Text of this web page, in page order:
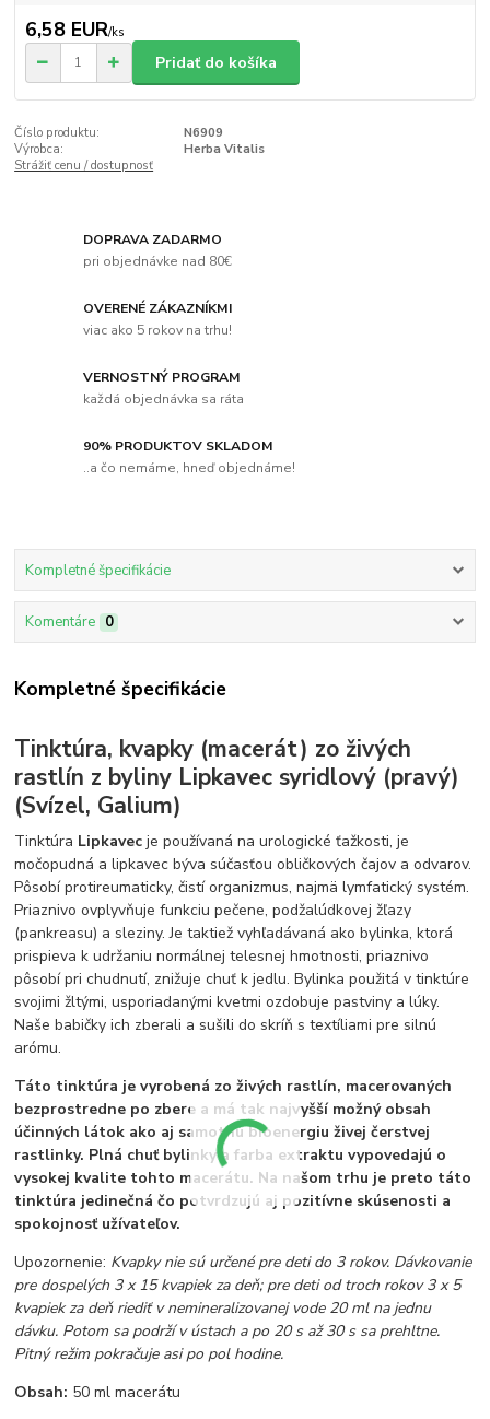
6,58 EUR/ks
Pridať do košíka
Číslo produktu:
N6909
Výrobca:
Herba Vitalis
Strážiť cenu / dostupnosť
DOPRAVA ZADARMO
pri objednávke nad 80€
OVERENÉ ZÁKAZNÍKMI
viac ako 5 rokov na trhu!
VERNOSTNÝ PROGRAM
každá objednávka sa ráta
90% PRODUKTOV SKLADOM
..a čo nemáme, hneď objednáme!
Kompletné špecifikácie
Komentáre 0
Kompletné špecifikácie
Tinktúra, kvapky (macerát) zo živých
rastlín z byliny Lipkavec syridlový (pravý)
(Svízel, Galium)
Tinktúra Lipkavecje používaná na urologické ťažkosti, je
močopudná a lipkavec býva súčasťou obličkových čajov a odvarov.
Pôsobí protireumaticky, čistí organizmus, najmä lymfatický systém.
Priaznivo ovplyvňuje funkciu pečene, podžalúdkovej žľazy
(pankreasu) a sleziny. Je taktiež vyhľadávaná ako bylinka, ktorá
prispieva k udržaniu normálnej telesnej hmotnosti, priaznivo
pôsobí pri chudnutí, znižuje chuť k jedlu. Bylinka použitá v tinktúre
svojimi žltými, usporiadanými kvetmi ozdobuje pastviny a lúky.
Naše babičky ich zberali a sušili do skríň s textíliami pre silnú
arómu.
Táto tinktúra je vyrobená zo živých rastlín, macerovaných
bezprostredne po zbere a má tak najvyšší možný obsah
účinných látok ako aj samotnú bioenergiu živej čerstvej
rastlinky. Plná chuť bylinky a farba extraktu vypovedajú o
vysokej kvalite tohto macerátu. Na našom trhu je preto táto
tinktúra jedinečná čo potvrdzujú aj pozitívne skúsenosti a
spokojnosť užívateľov.
Upozornenie: Kvapky nie sú určené pre deti do 3 rokov. Dávkovanie
pre dospelých 3 x 15 kvapiek za deň; pre deti od troch rokov 3 x 5
kvapiek za deň riediť v nemineralizovanej vode 20 ml na jednu
dávku. Potom sa podrží v ústach a po 20 s až 30 s sa prehltne.
Pitný režim pokračuje asi po pol hodine.
Obsah: 50 ml macerátu